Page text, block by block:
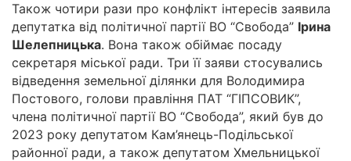
Також чотири рази про конфлікт інтересів заявила
депутатка від політичної партії ВО “Свобода” Ірина
Шелепницька. Вона також обіймає посаду
секретаря міської ради. Три її заяви стосувались
відведення земельної ділянки для Володимира
Постового, голови правління ПАТ “ГІПСОВИК”,
члена політичної партії ВО “Свобода”, який був до
2023 року депутатом Кам’янець-Подільської
районної ради, а також депутатом Хмельницької